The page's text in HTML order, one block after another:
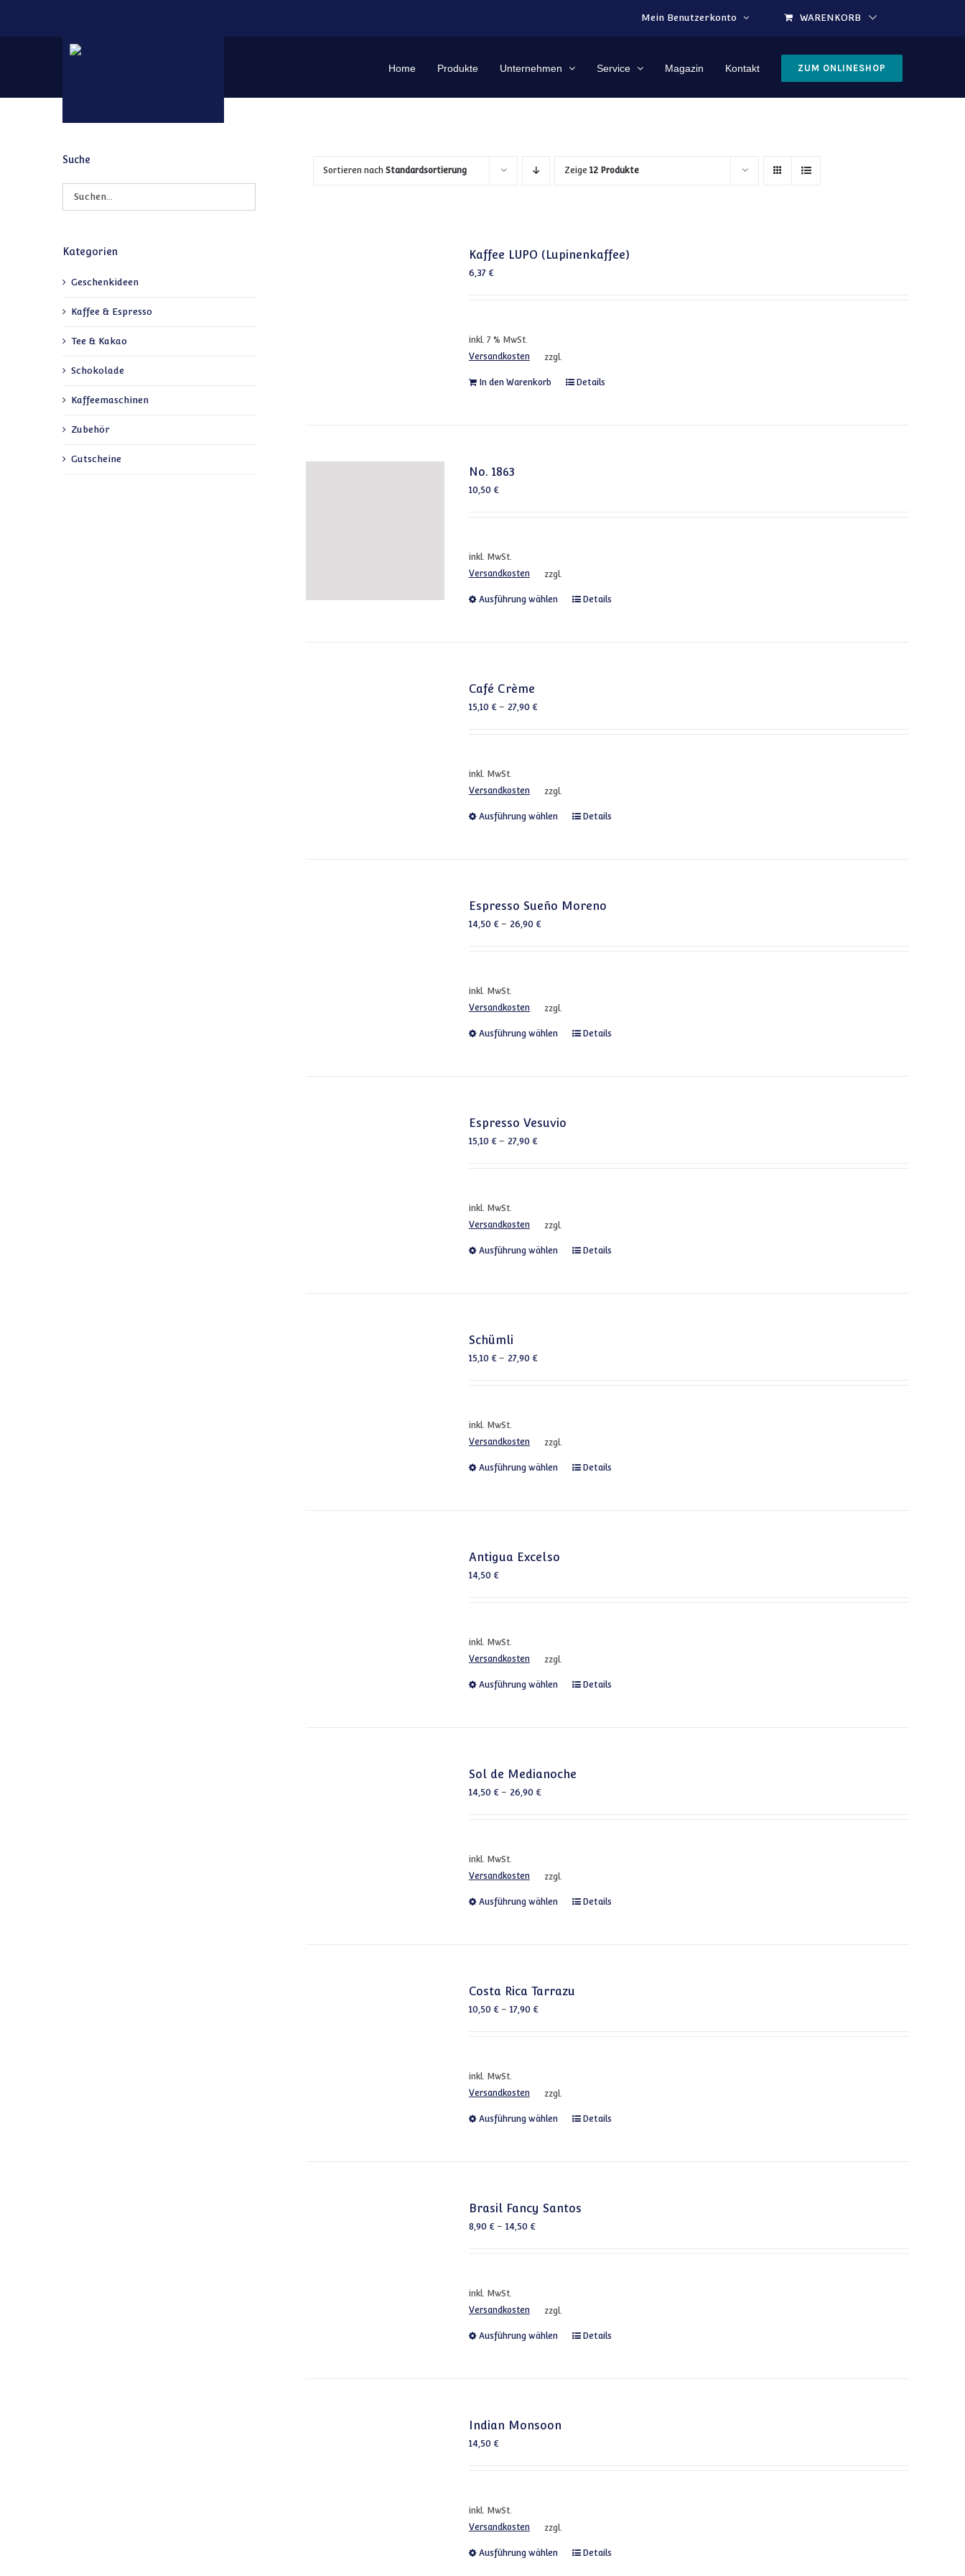
Mein Benutzerkonto
WARENKORB
Home Produkte Unternehmen Service Magazin Kontakt ZUM ONLINESHOP
Sortieren nachStandardsortierung Zeige12 Produkte
Kaffee LUPO (Lupinenkaffee)
6,37 €
inkl. 7 % MwSt.
zzgl.
Versandkosten
In den Warenkorb Details
No. 1863
10,50 €
inkl. MwSt.
zzgl.
Versandkosten
Ausführung wählen Dieses Produkt weist mehrere Varianten auf. Die Optionen können auf der
Details
Café Crème
15,10 €– 27,90 €
inkl. MwSt.
zzgl.
Versandkosten
Ausführung wählen Dieses Produkt weist mehrere Varianten auf. Die Optionen können auf der
Details
Espresso Sueño Moreno
14,50 €– 26,90 €
inkl. MwSt.
zzgl.
Versandkosten
Ausführung wählen Dieses Produkt weist mehrere Varianten auf. Die Optionen können auf der
Details
Espresso Vesuvio
15,10 €– 27,90 €
inkl. MwSt.
zzgl.
Versandkosten
Ausführung wählen Dieses Produkt weist mehrere Varianten auf. Die Optionen können auf der
Details
Schümli
15,10 €– 27,90 €
inkl. MwSt.
zzgl.
Versandkosten
Ausführung wählen Dieses Produkt weist mehrere Varianten auf. Die Optionen können auf der
Details
Antigua Excelso
14,50 €
inkl. MwSt.
zzgl.
Versandkosten
Ausführung wählen Dieses Produkt weist mehrere Varianten auf. Die Optionen können auf der
Details
Sol de Medianoche
14,50 €– 26,90 €
inkl. MwSt.
zzgl.
Versandkosten
Ausführung wählen Dieses Produkt weist mehrere Varianten auf. Die Optionen können auf der
Details
Costa Rica Tarrazu
10,50 €– 17,90 €
inkl. MwSt.
zzgl.
Versandkosten
Ausführung wählen Dieses Produkt weist mehrere Varianten auf. Die Optionen können auf der
Details
Brasil Fancy Santos
8,90 €– 14,50 €
inkl. MwSt.
zzgl.
Versandkosten
Ausführung wählen Dieses Produkt weist mehrere Varianten auf. Die Optionen können auf der
Details
Indian Monsoon
14,50 €
inkl. MwSt.
zzgl.
Versandkosten
Ausführung wählen Dieses Produkt weist mehrere Varianten auf. Die Optionen können auf der
Details
Suche
Kategorien
Geschenkideen
Kaffee & Espresso
Tee & Kakao
Schokolade
Kaffeemaschinen
Zubehör
Gutscheine